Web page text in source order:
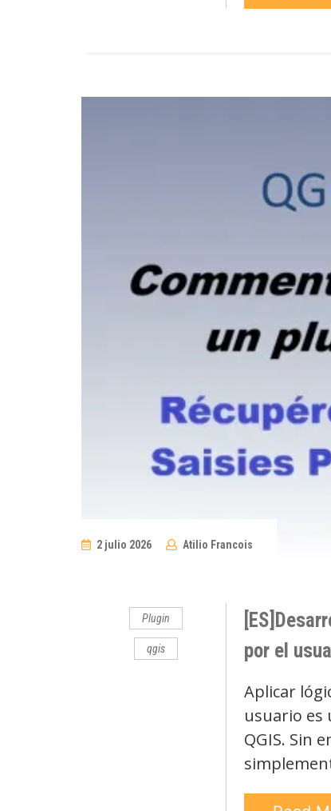
2 julio 2026 Atilio Francois
Plugin
qgis
por el
Aplicar
usuario es
QGIS. Sin